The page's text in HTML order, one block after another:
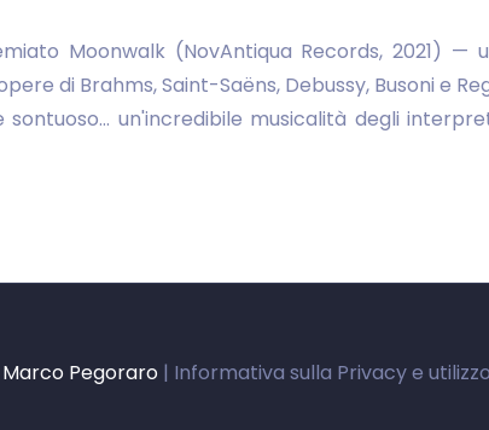
Moonwalk (NovAntiqua Records, 2021)
di Brahms, Saint-Saëns, Debussy, Busoni e
un'incredibile musicalità degli
Marco Pegoraro | Informativa sulla Privacy e